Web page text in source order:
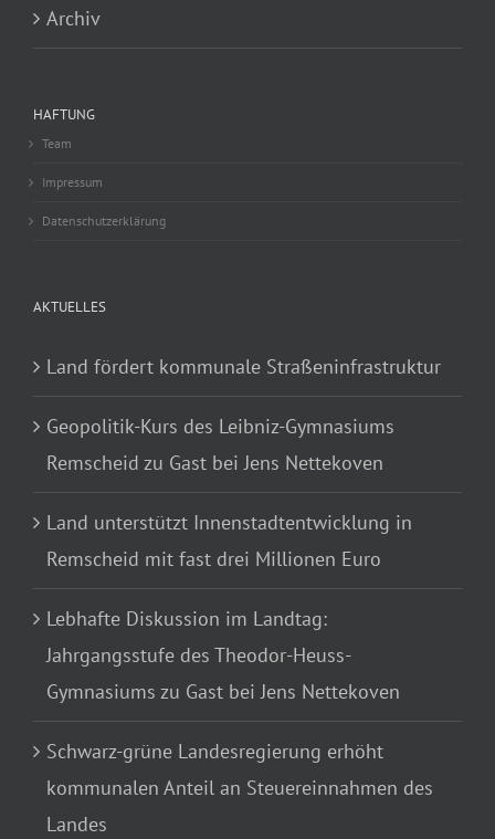
Archiv
HAFTUNG
Team
Impressum
Datenschutzerklärung
AKTUELLES
Land fördert kommunale Straßeninfrastruktur
Geopolitik-Kurs des Leibniz-Gymnasiums
Remscheid zu Gast bei Jens Nettekoven
Land unterstützt Innenstadtentwicklung in
Remscheid mit fast drei Millionen Euro
Lebhafte Diskussion im Landtag:
Jahrgangsstufe des Theodor-Heuss-
Gymnasiums zu Gast bei Jens Nettekoven
Schwarz-grüne Landesregierung erhöht
kommunalen Anteil an Steuereinnahmen des
Landes